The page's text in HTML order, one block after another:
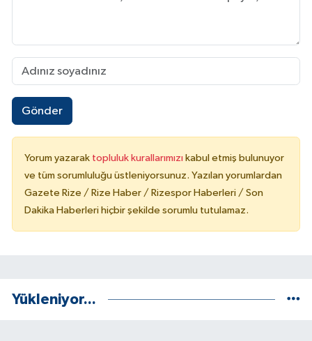
Gönder
Yorum yazarak topluluk kurallarımızı kabul etmiş bulunuyor
ve tüm sorumluluğu üstleniyorsunuz. Yazılan yorumlardan
Gazete Rize / Rize Haber / Rizespor Haberleri / Son
Dakika Haberleri hiçbir şekilde sorumlu tutulamaz.
Yükleniyor...